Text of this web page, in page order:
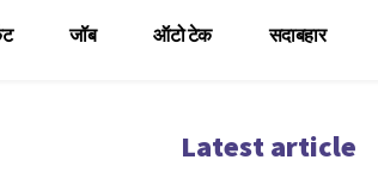
जॉब ऑटो टेक सदाबहार
Latest article